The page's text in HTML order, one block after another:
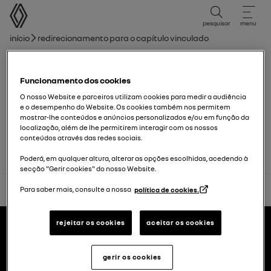
Manual do Utilizador
pesquisar menu
Caminho de navegação
Início Redirecionamento para o capítulo vinculado
Limpa-vidros
Escovas de limpa-vidros: substituição
voltar ao topo
Rodapé
manuais de usuário
Funcionamento dos cookies
O nosso Website e parceiros utilizam cookies para medir a audiência
e o desempenho do Website. Os cookies também nos permitem
mostrar-lhe conteúdos e anúncios personalizados e/ou em função da
localização, além de lhe permitirem interagir com os nossos
conteúdos através das redes sociais.
Poderá, em qualquer altura, alterar as opções escolhidas, acedendo à
secção "Gerir cookies" do nosso Website.
Para saber mais, consulte a nossa política de cookies.
rejeitar os cookies aceitar os cookies
gerir os cookies